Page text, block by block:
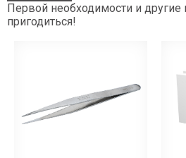
Первой необходимости и
пригодиться!